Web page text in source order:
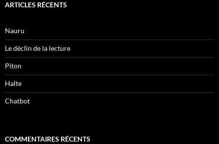
ARTICLES RÉCENTS
Nauru
Le déclin de la lecture
Piton
Halte
Chatbot
COMMENTAIRES RÉCENTS